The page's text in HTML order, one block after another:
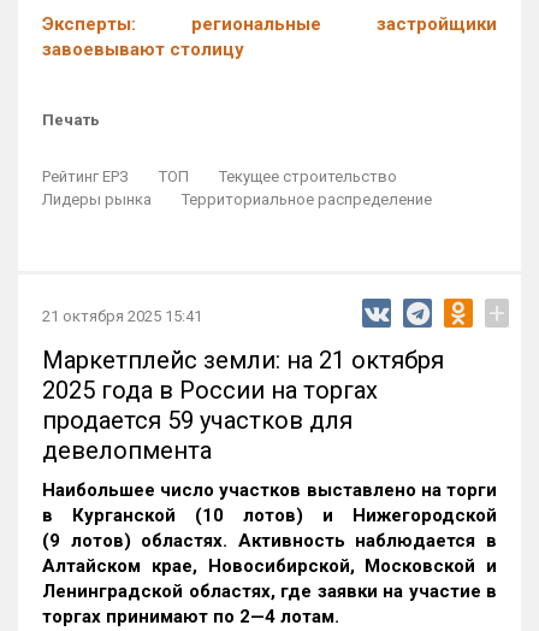
Эксперты: региональные застройщики
завоевывают столицу
Печать
Рейтинг ЕРЗ ТОП
Текущее строительство
Лидеры рынка
Территориальное распределение
21 октября 2025 15:41 +
Маркетплейс земли: на 21 октября
2025 года в России на торгах
продается 59 участков для
девелопмента
Наибольшее число участков выставлено на торги
в Курганской (10 лотов) и Нижегородской
(9 лотов) областях. Активность наблюдается в
Алтайском крае, Новосибирской, Московской и
Ленинградской областях, где заявки на участие в
торгах принимают по 2—4 лотам.